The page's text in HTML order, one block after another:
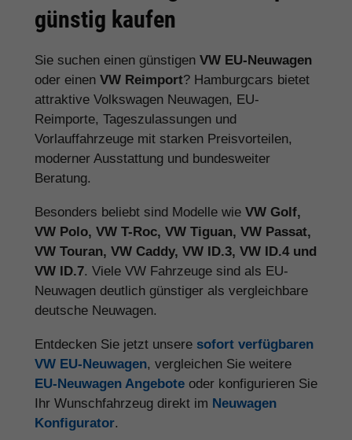
günstig kaufen
Sie suchen einen günstigen VW EU-Neuwagen
oder einen VW Reimport? Hamburgcars bietet
attraktive Volkswagen Neuwagen, EU-
Reimporte, Tageszulassungen und
Vorlauffahrzeuge mit starken Preisvorteilen,
moderner Ausstattung und bundesweiter
Beratung.
Besonders beliebt sind Modelle wie VW Golf,
VW Polo, VW T-Roc, VW Tiguan, VW Passat,
VW Touran, VW Caddy, VW ID.3, VW ID.4 und
VW ID.7. Viele VW Fahrzeuge sind als EU-
Neuwagen deutlich günstiger als vergleichbare
deutsche Neuwagen.
Entdecken Sie jetzt unsere sofort verfügbaren
VW EU-Neuwagen, vergleichen Sie weitere
EU-Neuwagen Angebote oder konfigurieren Sie
Ihr Wunschfahrzeug direkt im Neuwagen
Konfigurator.